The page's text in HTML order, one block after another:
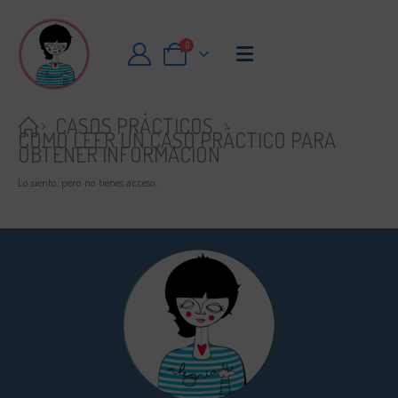
0
CASOS PRÁCTICOS
CÓMO LEER UN CASO PRÁCTICO PARA
OBTENER INFORMACIÓN
Lo siento, pero no tienes acceso.